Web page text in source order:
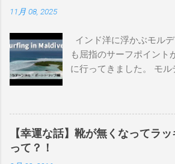
ーメイドビーチ 最もロ
イント スナッパー、レ
ーンマウント、クーリー
狙っているポイント バ
ンボーベイ、クーリービ
ポイント ベルズビーチ
11月 08, 2025
インド洋に浮かぶモル
も屈指のサーフポイント
に行ってきました。 モル
テルやリゾートに滞在
を独占するスタイル。も
ポイントを巡る「ボート
回はそのボートトリップ
【幸運な話】靴が無くなってラ
って？！